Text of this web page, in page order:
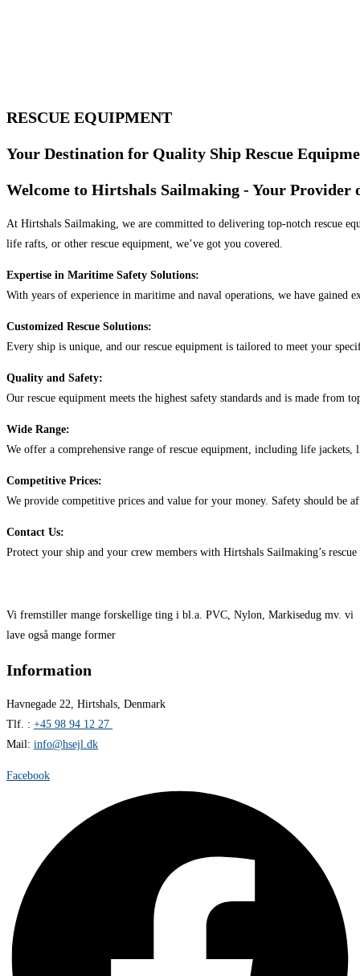
RESCUE EQUIPMENT
Your Destination for Quality Ship Rescue
Welcome to Hirtshals Sailmaking - Your Provider
At Hirtshals Sailmaking, we are committed to delivering top-notch rescue
life rafts, or other rescue equipment, we’ve got you covered.
Expertise in Maritime Safety Solutions:
With years of experience in maritime and naval operations, we have gained
Customized Rescue Solutions:
Every ship is unique, and our rescue equipment is tailored to meet your
Quality and Safety:
Our rescue equipment meets the highest safety standards and is made
Wide Range:
We offer a comprehensive range of rescue equipment, including life
Competitive Prices:
We provide competitive prices and value for your money. Safety should be
Contact Us:
Protect your ship and your crew members with Hirtshals Sailmaking’s
Vi fremstiller mange forskellige ting i bl.a. PVC, Nylon, Markisedug mv. vi
lave også mange former
Information
Havnegade 22, Hirtshals, Denmark
Tlf. : +45 98 94 12 27
Mail: info@hsejl.dk
Facebook